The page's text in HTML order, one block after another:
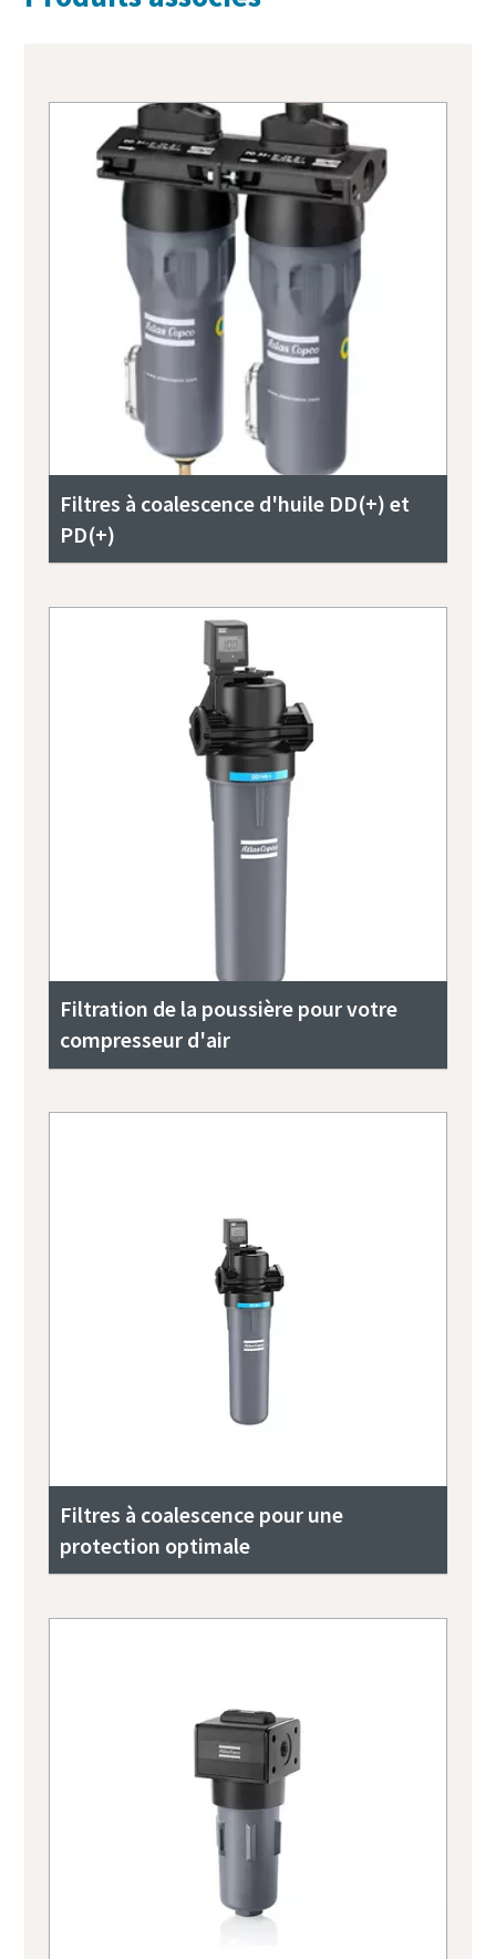
Filtres à coalescence d'huile DD(+) et
PD(+)
Filtration de la poussière pour votre
compresseur d'air
Filtres à coalescence pour une
protection optimale